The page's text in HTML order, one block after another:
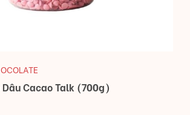
Dâu Cacao Talk (700g)